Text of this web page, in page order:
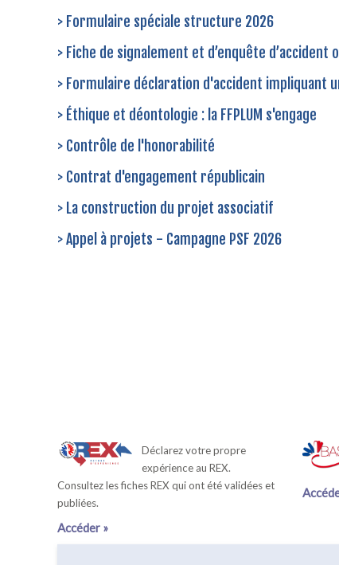
> Formulaire spéciale structure 2026
> Fiche de signalement et d’enquête
> Formulaire déclaration d'accident impliquant
> Éthique et déontologie : la FFPLUM s'engage
> Contrôle de l'honorabilité
> Contrat d'engagement républicain
> La construction du projet associatif
>Appel à projets - Campagne PSF 2026
Déclarez votre propre
expérience au REX.
Consultez les fiches REX qui ont été validées et
publiées.
Accéder »